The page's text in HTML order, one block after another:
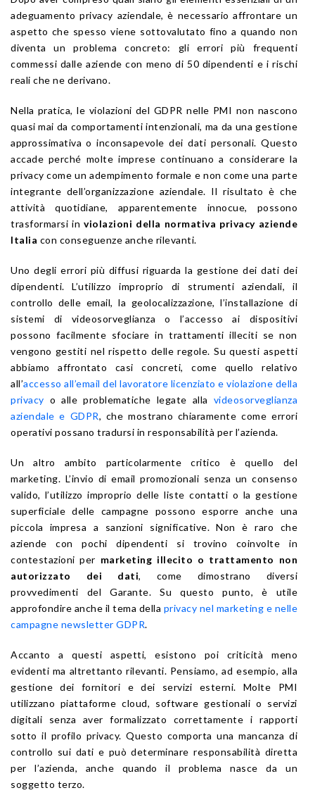
adeguamento privacy aziendale, è necessario affrontare un
aspetto che spesso viene sottovalutato fino a quando non
diventa un problema concreto: gli errori più frequenti
commessi dalle aziende con meno di 50 dipendenti e i rischi
reali che ne derivano.
Nella pratica, le violazioni del GDPR nelle PMI non nascono
quasi mai da comportamenti intenzionali, ma da una gestione
approssimativa o inconsapevole dei dati personali. Questo
accade perché molte imprese continuano a considerare la
privacy come un adempimento formale e non come una parte
integrante dell’organizzazione aziendale. Il risultato è che
attività quotidiane, apparentemente innocue, possono
trasformarsi in violazioni della normativa privacy aziende
Italia con conseguenze anche rilevanti.
Uno degli errori più diffusi riguarda la gestione dei dati dei
dipendenti. L’utilizzo improprio di strumenti aziendali, il
controllo delle email, la geolocalizzazione, l’installazione di
sistemi di videosorveglianza o l’accesso ai dispositivi
possono facilmente sfociare in trattamenti illeciti se non
vengono gestiti nel rispetto delle regole. Su questi aspetti
abbiamo affrontato casi concreti, come quello relativo
all’accesso all’email del lavoratore licenziato e violazione della
privacy o alle problematiche legate alla videosorveglianza
aziendale e GDPR, che mostrano chiaramente come errori
operativi possano tradursi in responsabilità per l’azienda.
Un altro ambito particolarmente critico è quello del
marketing. L’invio di email promozionali senza un consenso
valido, l’utilizzo improprio delle liste contatti o la gestione
superficiale delle campagne possono esporre anche una
piccola impresa a sanzioni significative. Non è raro che
aziende con pochi dipendenti si trovino coinvolte in
contestazioni per marketing illecito o trattamento non
autorizzato dei dati, come dimostrano diversi
provvedimenti del Garante. Su questo punto, è utile
approfondire anche il tema della privacy nel marketing e nelle
campagne newsletter GDPR.
Accanto a questi aspetti, esistono poi criticità meno
evidenti ma altrettanto rilevanti. Pensiamo, ad esempio, alla
gestione dei fornitori e dei servizi esterni. Molte PMI
utilizzano piattaforme cloud, software gestionali o servizi
digitali senza aver formalizzato correttamente i rapporti
sotto il profilo privacy. Questo comporta una mancanza di
controllo sui dati e può determinare responsabilità diretta
per l’azienda, anche quando il problema nasce da un
soggetto terzo.